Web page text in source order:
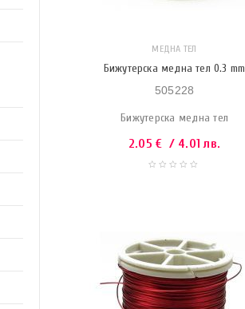
МЕДНА ТЕЛ
Бижутерска медна тел 0.3 mm
505228
Бижутерска медна тел
2.05€ / 4.01 лв.